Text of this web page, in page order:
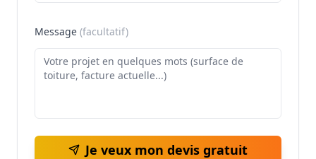
Message (facultatif)
Je veux mon devis gratuit